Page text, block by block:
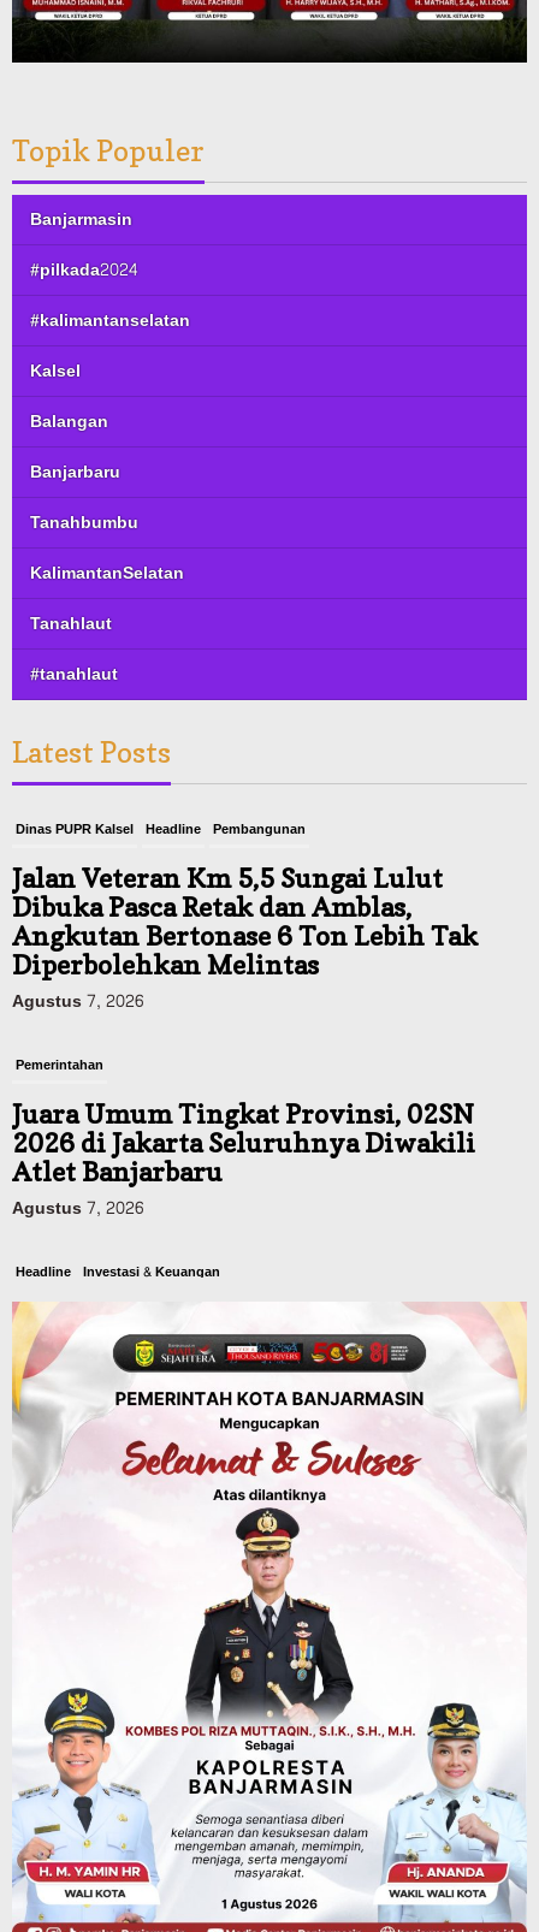
Topik Populer
Banjarmasin
#pilkada2024
#kalimantanselatan
Kalsel
Balangan
Banjarbaru
Tanahbumbu
KalimantanSelatan
Tanahlaut
#tanahlaut
Latest Posts
Dinas PUPR Kalsel Headline Pembangunan
Jalan Veteran Km 5,5 Sungai Lulut
Dibuka Pasca Retak dan Amblas,
Angkutan Bertonase 6 Ton Lebih Tak
Diperbolehkan Melintas
Agustus 7, 2026
Pemerintahan
Juara Umum Tingkat Provinsi, 02SN
2026 di Jakarta Seluruhnya Diwakili
Atlet Banjarbaru
Agustus 7, 2026
Headline Investasi & Keuangan
KUA-PPAS 2027 Banjarbaru Defisit 170
Miliar, Pendapatan 1,2 Triliun Belanja
1,37 Triliun, Tutup Kekurangan dari
SiLPA
Agustus 7, 2026
Kalsel
Operasi Sikat Intan 2026 Berakhir, Polda
Kalsel Amankan Ribuan Miras Hingga
Pemerintahan Sosial & Keagamaan
Banjarmasin Pilot Project Perlinsos
Digital, Target 30 Persen IKD Masih
Jauh, Komisi II DPR Turun Tangan
Agustus 7, 2026